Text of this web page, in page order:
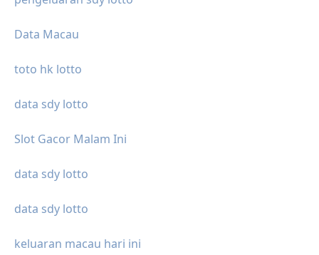
Data Macau
toto hk lotto
data sdy lotto
Slot Gacor Malam Ini
data sdy lotto
data sdy lotto
keluaran macau hari ini